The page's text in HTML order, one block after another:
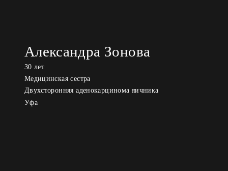
Александра Зонова
30 лет
Медицинская сестра
Двухсторонняя аденокарцинома яичника
Уфа